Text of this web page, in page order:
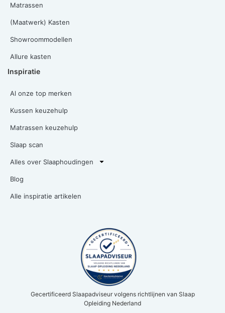
Matrassen
(Maatwerk) Kasten
Showroommodellen
Allure kasten
Inspiratie
Al onze top merken
Kussen keuzehulp
Matrassen keuzehulp
Slaap scan
Alles over Slaaphoudingen
Blog
Alle inspiratie artikelen
Gecertificeerd Slaapadviseur volgens richtlijnen van Slaap
Opleiding Nederland